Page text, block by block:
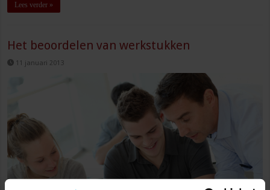
Lees verder »
Het beoordelen van werkstukken
11 januari 2013